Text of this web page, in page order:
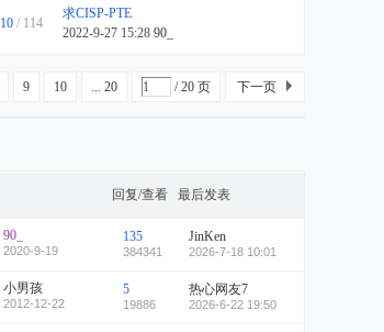
10 / 114
求CISP-PTE
2022-9-27 15:28 90_
9 10 ... 20 / 20 页 下一页
回复/查看 最后发表
90_
2020-9-19
135
384341
JinKen
2026-7-18 10:01
小男孩
2012-12-22
5
19886
热心网友7
2026-6-22 19:50